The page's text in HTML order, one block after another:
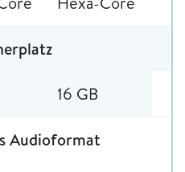
16 GB
Audioformat